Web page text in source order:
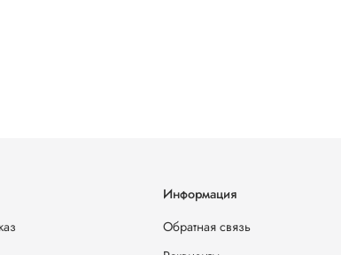
Информация
Обратная связь